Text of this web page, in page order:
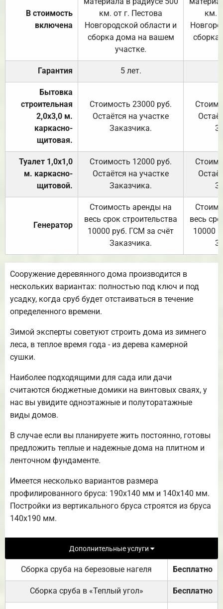
В стоимость
включена
км. от г. Пестова
Новгородской области и
сборка дома на вашем
участке.
км.
Гарантия 5 лет.
Бытовка
строительная
2,0х3,0 м.
каркасно-
щитовая.
Стоимость 23000 руб.
Остаётся на участке
Заказчика.
Туалет 1,0х1,0
м. каркасно-
щитовой.
Стоимость 12000 руб.
Остаётся на участке
Заказчика.
Генератор
Стоимость аренды на
весь срок строительства
10000 руб. ГСМ за счёт
Заказчика.
весь
10000
Сооружение деревянного дома производится в
нескольких вариантах: полностью под ключ и под
усадку, когда сруб будет отстаиваться в течение
определенного времени.
Зимой эксперты советуют строить дома из зимнего
леса, в теплое время года - из дерева камерной
сушки.
Наиболее подходящими для сада или дачи
считаются бюджетные домики на винтовых сваях, у
нас вы увидите одноэтажные и полуторатажные
виды домов.
В случае если вы планируете жить постоянно, готовы
предложить теплые и надежные дома на плитном и
ленточном фундаменте.
Имеется несколько вариантов размера
профилированного бруса: 190х140 мм и 140х140 мм.
Постройки из вертикального бруса строятся из бруса
140х190 мм.
Дополнительные услуги
Сборка сруба на березовые нагеля Бесплатно
Сборка сруба в «Теплый угол» Бесплатно